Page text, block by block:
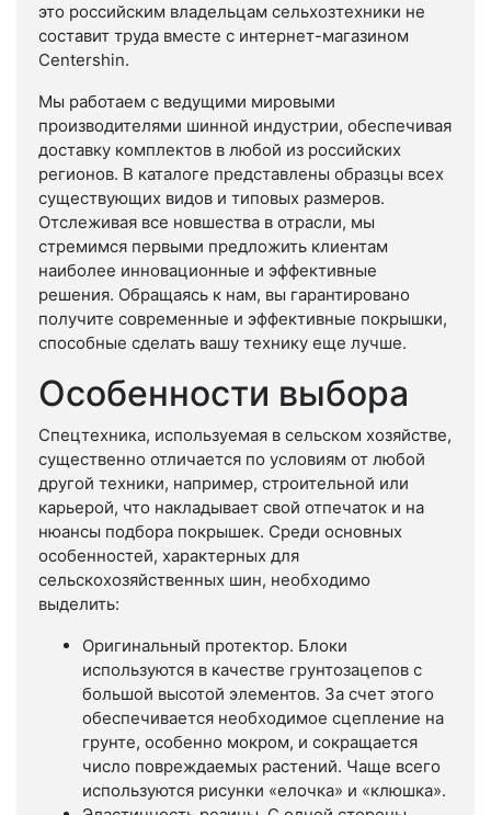
это российским владельцам сельхозтехники не
составит труда вместе с интернет-магазином
Centershin.
Мы работаем с ведущими мировыми
производителями шинной индустрии, обеспечивая
доставку комплектов в любой из российских
регионов. В каталоге представлены образцы всех
существующих видов и типовых размеров.
Отслеживая все новшества в отрасли, мы
стремимся первыми предложить клиентам
наиболее инновационные и эффективные
решения. Обращаясь к нам, вы гарантировано
получите современные и эффективные покрышки,
способные сделать вашу технику еще лучше.
Особенности выбора
Спецтехника, используемая в сельском хозяйстве,
существенно отличается по условиям от любой
другой техники, например, строительной или
карьерой, что накладывает свой отпечаток и на
нюансы подбора покрышек. Среди основных
особенностей, характерных для
сельскохозяйственных шин, необходимо
выделить:
Оригинальный протектор. Блоки
используются в качестве грунтозацепов с
большой высотой элементов. За счет этого
обеспечивается необходимое сцепление на
грунте, особенно мокром, и сокращается
число повреждаемых растений. Чаще всего
используются рисунки «елочка» и «клюшка».